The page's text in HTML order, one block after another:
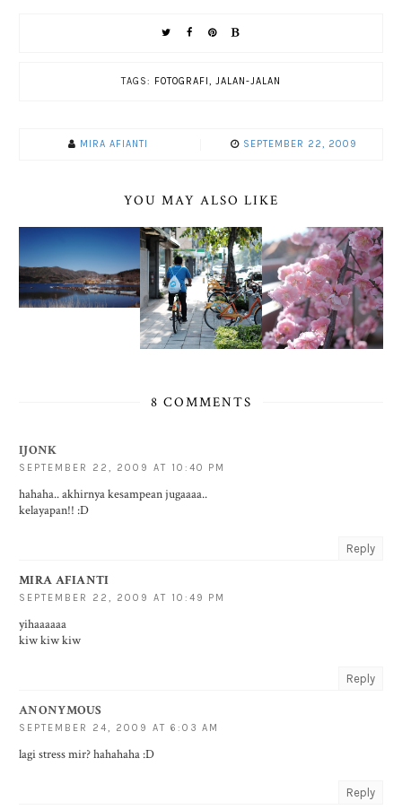
TAGS: FOTOGRAFI , JALAN-JALAN
MIRA AFIANTI SEPTEMBER 22, 2009
YOU MAY ALSO LIKE
8 COMMENTS
IJONK
SEPTEMBER 22, 2009 AT 10:40 PM
hahaha.. akhirnya kesampean jugaaaa..
kelayapan!! :D
Reply
MIRA AFIANTI
SEPTEMBER 22, 2009 AT 10:49 PM
yihaaaaaa
kiw kiw kiw
Reply
ANONYMOUS
SEPTEMBER 24, 2009 AT 6:03 AM
lagi stress mir? hahahaha :D
Reply